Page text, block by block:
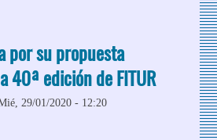
‘Centenario del Turismo Español’:
del Sector Turístico
por su propuesta
40ª edición de FITUR
29/01/2020 - 12:20